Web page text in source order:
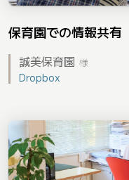
保育園での情報共有
誠美保育園 様
Dropbox